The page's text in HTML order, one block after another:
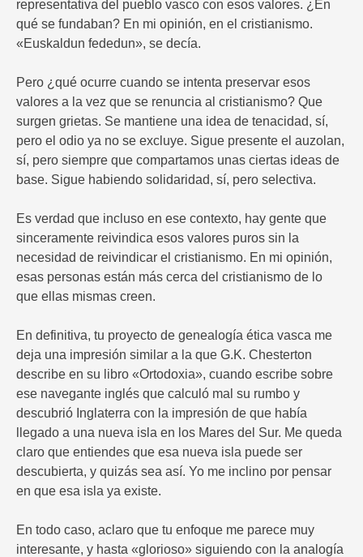
representativa del pueblo vasco con esos valores. ¿En
qué se fundaban? En mi opinión, en el cristianismo.
«Euskaldun fededun», se decía.
Pero ¿qué ocurre cuando se intenta preservar esos
valores a la vez que se renuncia al cristianismo? Que
surgen grietas. Se mantiene una idea de tenacidad, sí,
pero el odio ya no se excluye. Sigue presente el auzolan,
sí, pero siempre que compartamos unas ciertas ideas de
base. Sigue habiendo solidaridad, sí, pero selectiva.
Es verdad que incluso en ese contexto, hay gente que
sinceramente reivindica esos valores puros sin la
necesidad de reivindicar el cristianismo. En mi opinión,
esas personas están más cerca del cristianismo de lo
que ellas mismas creen.
En definitiva, tu proyecto de genealogía ética vasca me
deja una impresión similar a la que G.K. Chesterton
describe en su libro «Ortodoxia», cuando escribe sobre
ese navegante inglés que calculó mal su rumbo y
descubrió Inglaterra con la impresión de que había
llegado a una nueva isla en los Mares del Sur. Me queda
claro que entiendes que esa nueva isla puede ser
descubierta, y quizás sea así. Yo me inclino por pensar
en que esa isla ya existe.
En todo caso, aclaro que tu enfoque me parece muy
interesante, y hasta «glorioso» siguiendo con la analogía